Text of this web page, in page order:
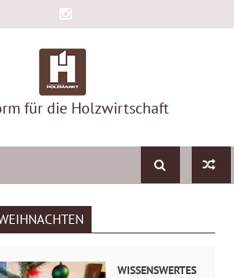
für die Holzwirtschaft
WISSENSWERTES